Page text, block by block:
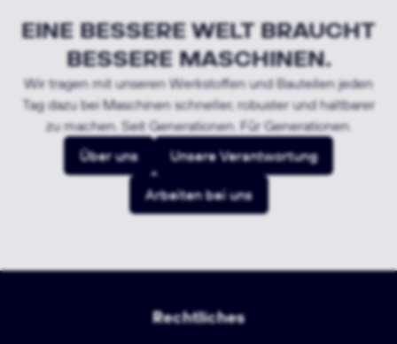
EINE BESSERE WELT BRAUCHT
BESSERE MASCHINEN.
Wir tragen mit unseren Werkstoffen und Bauteilen jeden
Tag dazu bei Maschinen schneller, robuster und haltbarer
zu machen. Seit Generationen. Für Generationen.
Über uns
Unsere Verantwortung
Arbeiten bei uns
Rechtliches